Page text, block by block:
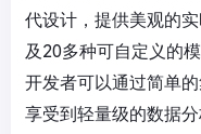
代设计，提供美观的
及20多种可自定义的
开发者可以通过简单
享受到轻量级的数据